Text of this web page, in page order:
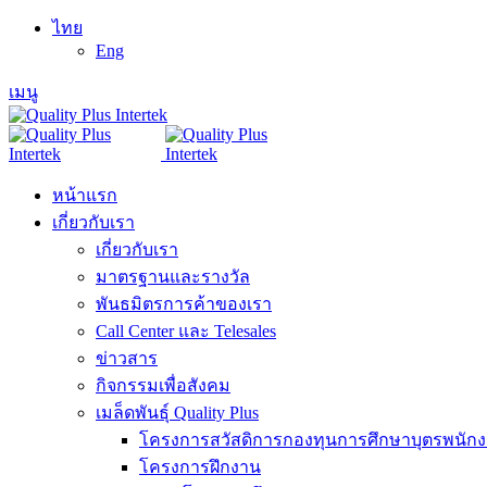
ไทย
Eng
เมนู
หน้าแรก
เกี่ยวกับเรา
เกี่ยวกับเรา
มาตรฐานและรางวัล
พันธมิตรการค้าของเรา
Call Center และ Telesales
ข่าวสาร
กิจกรรมเพื่อสังคม
เมล็ดพันธุ์ Quality Plus
โครงการสวัสดิการกองทุนการศึกษาบุตรพนัก
โครงการฝึกงาน